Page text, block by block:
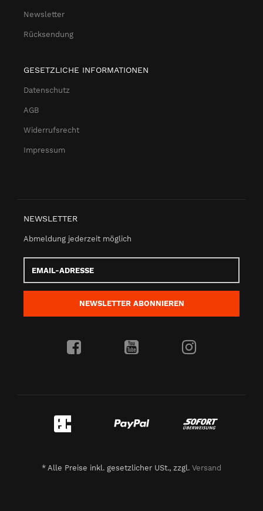
Newsletter
Rücksendung
GESETZLICHE INFORMATIONEN
Datenschutz
AGB
Widerrufsrecht
Impressum
NEWSLETTER
Abmeldung jederzeit möglich
Adresse
NEWSLETTER ABONNIEREN
* Alle Preise inkl. gesetzlicher USt., zzgl. Versand